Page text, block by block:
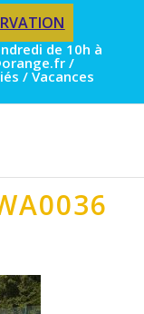
de 10h à
/
/ Vacances